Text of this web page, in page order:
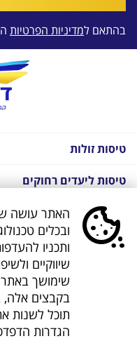
בהתאם למדיניות הפרטיות
טיסות זולות
טיסות ליעדים רחוקים
חבילות נופש בחו"ל
חבילות נופש בחו"ל
חבילות טוס וסע
דילים לחו"ל
קישורים נוספים
ובכלים
ותכניו
שיווקיים
שימושך
בקבצים
תוכל לשנות
הגדרות